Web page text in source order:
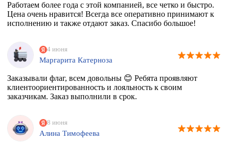
Работаем более года с этой компанией, все четко и быстро.
Цена очень нравится! Всегда все оперативно принимают к
исполнению и также отдают заказ. Спасибо большое!
4 июня
Маргарита Катерноза
Заказывали флаг, всем довольны 😊 Ребята проявляют
клиентоориентированность и лояльность к своим
заказчикам. Заказ выполнили в срок.
8 июня
Алина Тимофеева